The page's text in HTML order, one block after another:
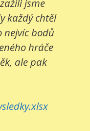
každý chtěl
nejvíc bodů
hráče
ale pak